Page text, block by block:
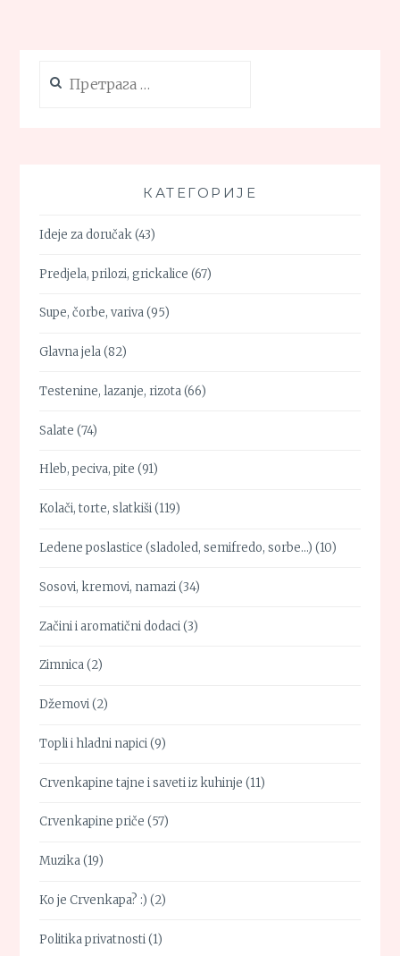
за:
КАТЕГОРИЈЕ
Ideje za doručak(43)
Predjela, prilozi, grickalice (67)
Supe, čorbe, variva(95)
Glavna jela(82)
Testenine, lazanje, rizota(66)
Salate (74)
Hleb, peciva, pite (91)
Kolači, torte, slatkiši(119)
Ledene poslastice (sladoled, semifredo, sorbe…) (10)
Sosovi, kremovi, namazi(34)
Začini i aromatični dodaci(3)
Zimnica(2)
Džemovi(2)
Topli i hladni napici(9)
Crvenkapine tajne i saveti iz kuhinje (11)
Crvenkapine priče (57)
Muzika(19)
Ko je Crvenkapa? :) (2)
Politika privatnosti(1)